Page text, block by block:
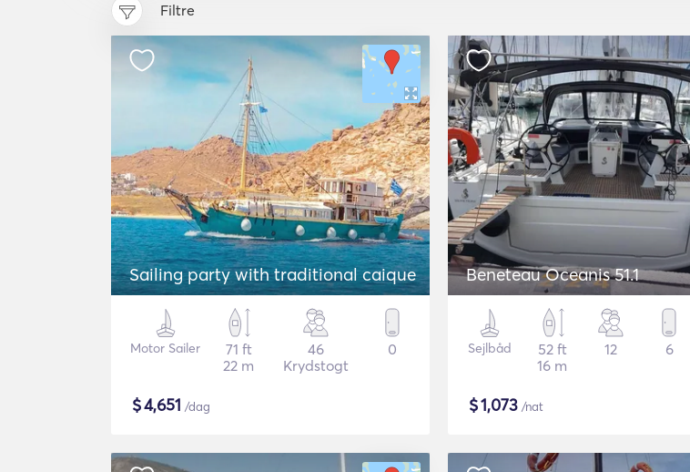
Filtre
Sailing party with traditional caique
Motor Sailer
71 ft
22 m
46
Krydstogt
0
$4,651 /dag
Beneteau Oceanis 51.1
Sejlbåd
52 ft
16 m
12 6
$1,073 /nat